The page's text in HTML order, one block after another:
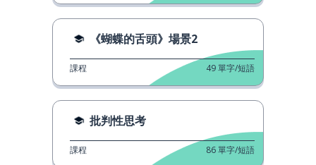
《蝴蝶的舌頭》場景2
課程 49單字/短語
批判性思考
課程 86單字/短語